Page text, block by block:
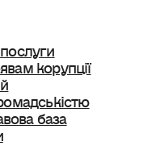
корупції
база